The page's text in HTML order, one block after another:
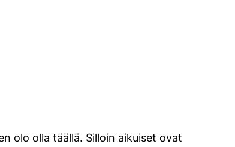
olo olla täällä. Silloin aikuiset ovat